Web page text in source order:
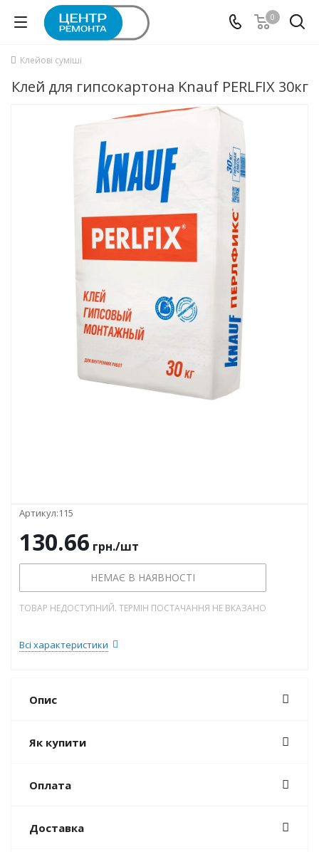
0
Клейові суміші
Клей для гипсокартона Knauf PERLFIX 30кг
Артикул:115
130.66 грн./шт
НЕМАЄ В НАЯВНОСТІ
ТОВАР НЕДОСТУПНИЙ. ТЕРМІН ПОСТАЧАННЯ НЕ ВКАЗАНО
Всі характеристики
Опис
Як купити
Оплата
Доставка